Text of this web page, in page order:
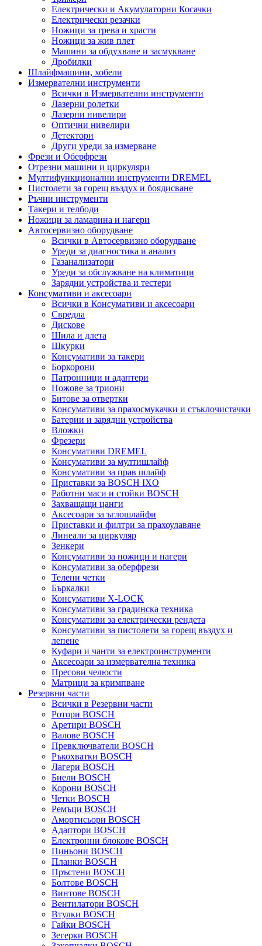
Електрически и Акумулаторни Косачки
Електрически резачки
Ножици за трева и храсти
Ножици за жив плет
Машини за обдухване и засмукване
Дробилки
Шлайфмашини, хобели
Измервателни инструменти
Всички в Измервателни инструменти
Лазерни ролетки
Лазерни нивелири
Оптични нивелири
Детектори
Други уреди за измерване
Фрези и Оберфрези
Отрезни машини и циркуляри
Мултифункционални инструменти DREMEL
Пистолети за горещ въздух и боядисване
Ръчни инструменти
Такери и телбоди
Ножици за ламарина и нагери
Автосервизно оборудване
Всички в Автосервизно оборудване
Уреди за диагностика и анализ
Газанализатори
Уреди за обслужване на климатици
Зарядни устройства и тестери
Консумативи и аксесоари
Всички в Консумативи и аксесоари
Свредла
Дискове
Шила и длета
Шкурки
Консумативи за такери
Боркорони
Патронници и адаптери
Ножове за триони
Битове за отвертки
Консумативи за прахосмукачки и стъклочистачки
Батерии и зарядни устройства
Вложки
Фрезери
Консумативи DREMEL
Консумативи за мултишлайф
Консумативи за прав шлайф
Приставки за BOSCH IXO
Работни маси и стойки BOSCH
Захващащи цанги
Аксесоари за ъглошлайфи
Приставки и филтри за прахоулавяне
Линеали за циркуляр
Зенкери
Консумативи за ножици и нагери
Консумативи за оберфрези
Телени четки
Бъркалки
Консумативи X-LOCK
Консумативи за градинска техника
Консумативи за електрически рендета
Консумативи за пистолети за горещ въздух и
лепене
Куфари и чанти за електроинструменти
Аксесоари за измервателна техника
Пресови челюсти
Матрици за кримпване
Резервни части
Всички в Резервни части
Ротори BOSCH
Аретири BOSCH
Валове BOSCH
Превключватели BOSCH
Ръкохватки BOSCH
Лагери BOSCH
Биели BOSCH
Корони BOSCH
Четки BOSCH
Ремъци BOSCH
Амортисьори BOSCH
Адаптори BOSCH
Електронни блокове BOSCH
Пиньони BOSCH
Планки BOSCH
Пръстени BOSCH
Болтове BOSCH
Винтове BOSCH
Вентилатори BOSCH
Втулки BOSCH
Гайки BOSCH
Зегерки BOSCH